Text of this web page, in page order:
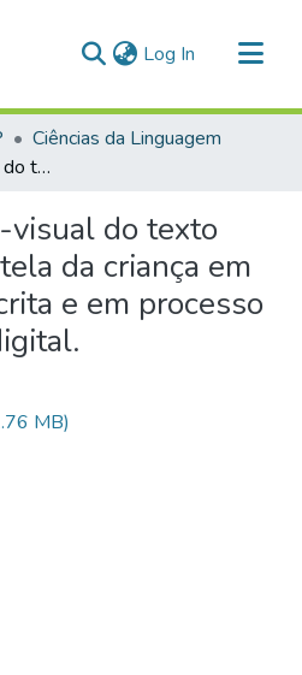
Log In (current)
Ciências da Linguagem
A relação verbo-visual do texto multimodal em tela da criança em aquisição de escrita e em processo de letramento digital.
visual do texto
da criança em
e em processo
MB)